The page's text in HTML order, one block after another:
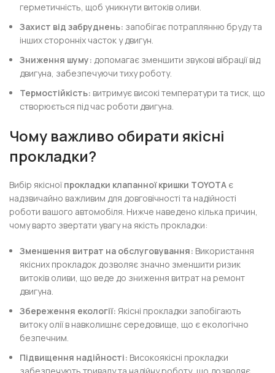
герметичність, щоб уникнути витоків оливи.
Захист від забруднень: запобігає потраплянню бруду та
інших сторонніх часток у двигун.
Зниження шуму: допомагає зменшити звукові вібрації від
двигуна, забезпечуючи тиху роботу.
Термостійкість: витримує високі температури та тиск, що
створюється під час роботи двигуна.
Чому важливо обирати якісні
прокладки?
Вибір якісної прокладки клапанної кришки TOYOTA є
надзвичайно важливим для довговічності та надійності
роботи вашого автомобіля. Нижче наведено кілька причин,
чому варто звертати увагу на якість прокладки:
Зменшення витрат на обслуговування: Використання
якісних прокладок дозволяє значно зменшити ризик
витоків оливи, що веде до зниження витрат на ремонт
двигуна.
Збереження екології: Якісні прокладки запобігають
витоку олії в навколишнє середовище, що є екологічно
безпечним.
Підвищення надійності: Високоякісні прокладки